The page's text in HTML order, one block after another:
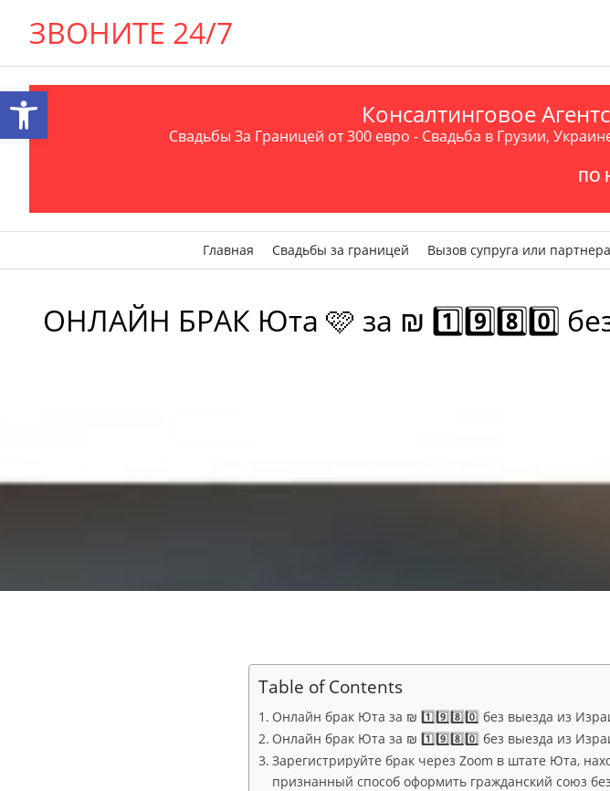
ЗВОНИТЕ 24/7
Консалтинговое
Свадьбы За Границей от 300 евро - Свадьба в Грузии,
ПО
Главная Свадьбы за границей Вызов супруга или
ОНЛАЙН БРАК Юта 🩷 за ₪ 1️⃣9️⃣8️⃣0️⃣
Table of Contents
Онлайн брак Юта за ₪ 1️⃣9️⃣8️⃣0️⃣ без выезда из
Онлайн брак Юта за ₪ 1️⃣9️⃣8️⃣0️⃣ без выезда из
Зарегистрируйте брак через Zoom в штате Юта,
признанный способ оформить гражданский союз
Открыть панель инструментов